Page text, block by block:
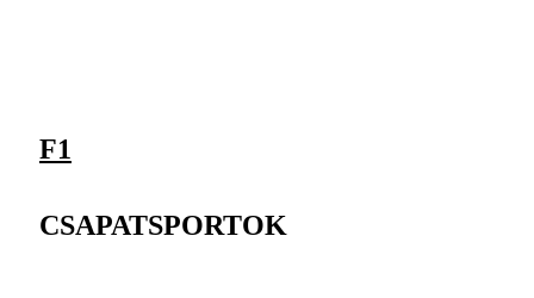
F1
CSAPATSPORTOK